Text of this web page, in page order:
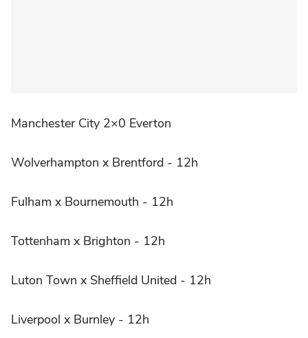
Manchester City 2×0 Everton
Wolverhampton x Brentford - 12h
Fulham x Bournemouth - 12h
Tottenham x Brighton - 12h
Luton Town x Sheffield United - 12h
Liverpool x Burnley - 12h